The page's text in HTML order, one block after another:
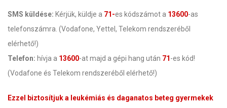
SMS küldése: Kérjük, küldje a 71-es kódszámot a 13600-as
telefonszámra. (Vodafone, Yettel, Telekom rendszeréből
elérhető!)
Telefon: hívja a 13600-at majd a gépi hang után 71-es kód!
(Vodafone és Telekom rendszeréből elérhető!)
Ezzel biztosítjuk a leukémiás és daganatos beteg gyermekek